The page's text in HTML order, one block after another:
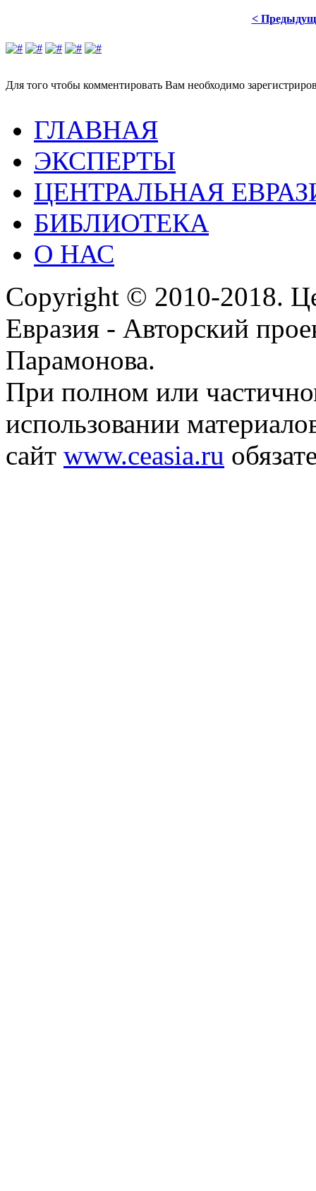
<
Для того чтобы комментировать Вам необходимо
ГЛАВНАЯ
ЭКСПЕРТЫ
ЦЕНТРАЛЬНАЯ
БИБЛИОТЕКА
О НАС
Copyright © 2010-2018.
Евразия - Авторский
Парамонова.
При полном или
использовании
сайт www.ceasia.ru